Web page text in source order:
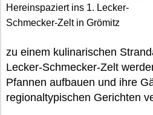
Hereinspaziert ins 1. Lecker-
Schmecker-Zelt in Grömitz
zu einem kulinarischen
Lecker-Schmecker-Zelt
Pfannen aufbauen und ihre
regionaltypischen Gerichten